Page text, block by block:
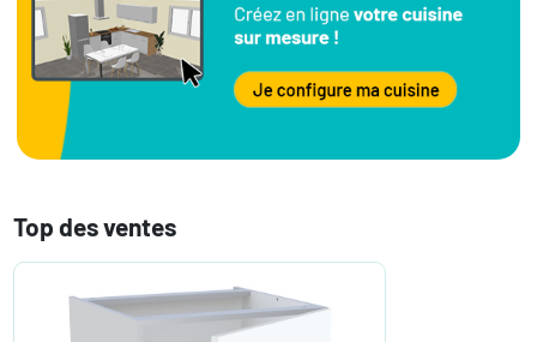
Top des ventes